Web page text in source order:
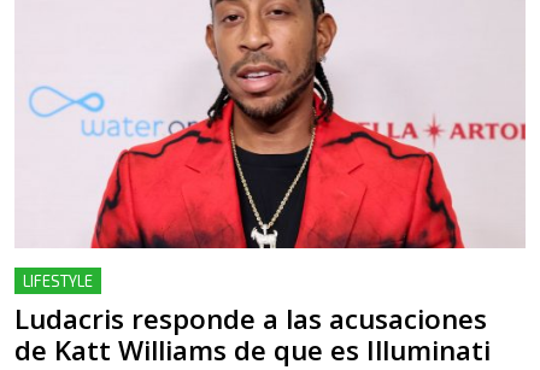
LIFESTYLE
Ludacris responde a las acusaciones
de Katt Williams de que es Illuminati